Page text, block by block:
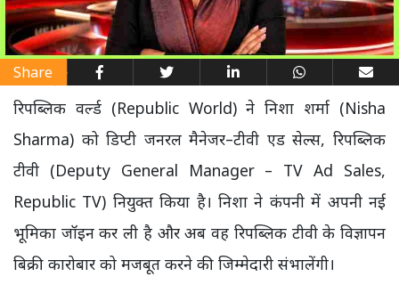
Share
रिपब्लिक वर्ल्ड (Republic World) ने निशा शर्मा (Nisha
Sharma) को डिप्टी जनरल मैनेजर–टीवी एड सेल्स, रिपब्लिक
टीवी (Deputy General Manager – TV Ad Sales,
Republic TV) नियुक्त किया है। निशा ने कंपनी में अपनी नई
भूमिका जॉइन कर ली है और अब वह रिपब्लिक टीवी के विज्ञापन
बिक्री कारोबार को मजबूत करने की जिम्मेदारी संभालेंगी।